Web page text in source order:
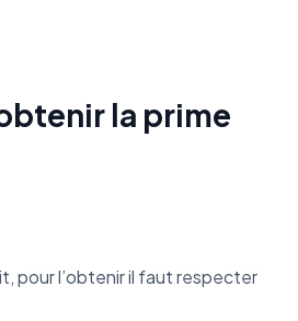
la prime
pour l’obtenir il faut respecter